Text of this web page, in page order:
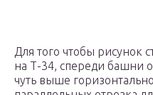
Для того чтобы рисунок
на Т-34, спереди башни
чуть выше